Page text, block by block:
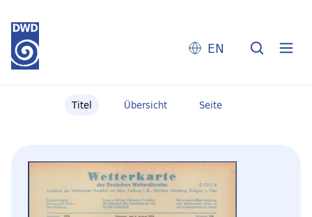
EN
Titel Übersicht Seite